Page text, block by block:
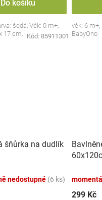
Do košíku
šedá, Věk: 0 m+,
17 cm.
Kód: 85911301
věk: 6 m+,
BabyOno
šňůrka na dudlík
nedostupné (6 ks)
299 Kč